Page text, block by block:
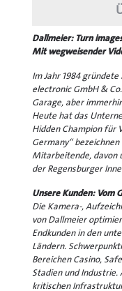
Dallmeier: Turn
Mit wegweisender
Im Jahr 1984
electronic GmbH &
Garage, aber
Heute hat das
Hidden Champion für
Germany“
Mitarbeitende, davon
der Regensburger
Unsere Kunden: Vom
Die Kamera-,
von Dallmeier
Endkunden in den
Ländern.
Bereichen Casino,
Stadien und Industrie.
kritischen